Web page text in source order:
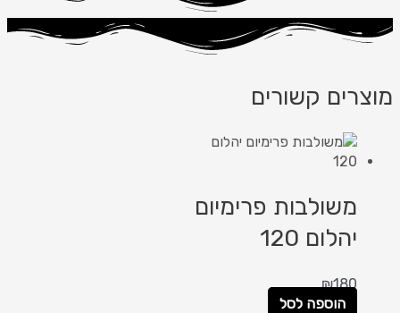
מוצרים קשורים
משולבות פרימיום
יהלום 120
₪180
הוספה לסל